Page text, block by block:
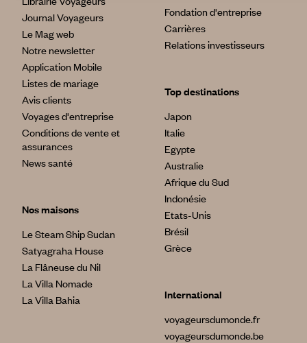
Journal Voyageurs
Le Mag web
Notre newsletter
Application Mobile
Listes de mariage
Avis clients
Voyages d'entreprise
Conditions de vente et
assurances
News santé
Nos maisons
Le Steam Ship Sudan
Satyagraha House
La Flâneuse du Nil
La Villa Nomade
La Villa Bahia
Fondation d'entreprise
Carrières
Relations investisseurs
Top destinations
Japon
Italie
Egypte
Australie
Afrique du Sud
Indonésie
Etats-Unis
Brésil
Grèce
International
voyageursdumonde.fr
voyageursdumonde.be